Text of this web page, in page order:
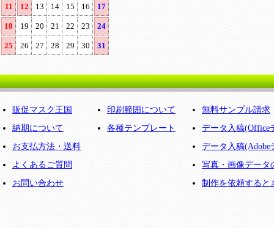
11 12 13 14 15 16 17
18 19 20 21 22 23 24
25 26 27 28 29 30 31
販促マスク王国
納期について
お支払方法・送料
よくあるご質問
お問い合わせ
印刷範囲について
各種テンプレート
無料サンプル請求
データ入稿(Office
データ入稿(Adobe
写真・画像データ
制作を依頼すると